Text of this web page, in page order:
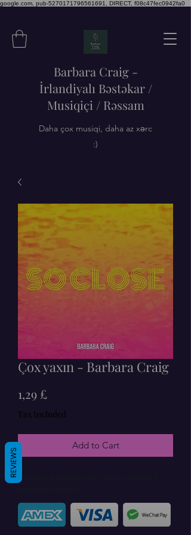
google.com, pub-5270171796561691, DIRECT, f08c47fec0942fa0
Barbara Craig -
İrlandiyalı Bəstəkar /
Musiqiçi / Rəssam
Daha çox musiqi, daha az xərc
:)
Çox yaxın - Barbara Craig
1,29 £Price
Tax Included
Add to Cart
Checkout safely using your preferred
REVIEWS